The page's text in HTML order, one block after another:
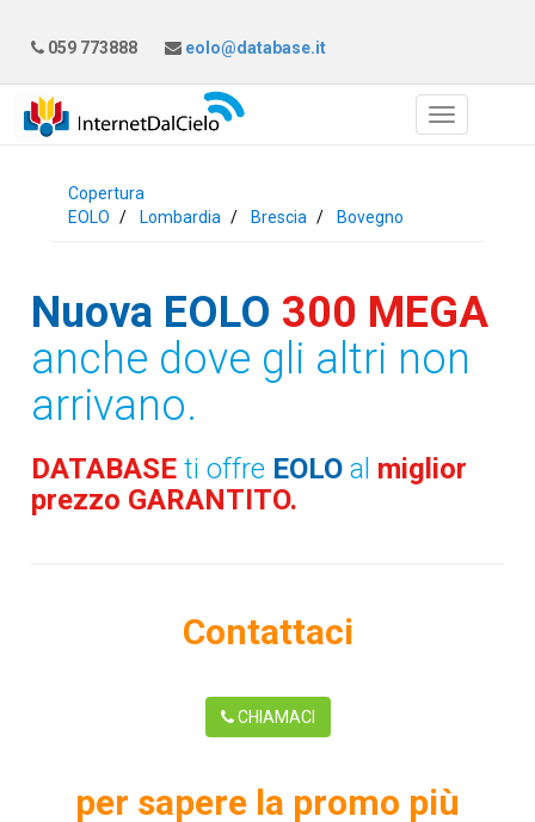
059 773888 eolo@database.it
Copertura
EOLO
Lombardia Brescia Bovegno
Nuova EOLO 300 MEGA
anche dove gli altri non
arrivano.
DATABASEti offre EOLO al miglior
prezzo GARANTITO.
Contattaci
CHIAMACI
per sapere la promo più